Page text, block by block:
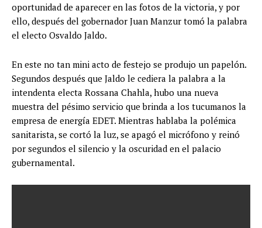
oportunidad de aparecer en las fotos de la victoria, y por
ello, después del gobernador Juan Manzur tomó la palabra
el electo Osvaldo Jaldo.
En este no tan mini acto de festejo se produjo un papelón.
Segundos después que Jaldo le cediera la palabra a la
intendenta electa Rossana Chahla, hubo una nueva
muestra del pésimo servicio que brinda a los tucumanos la
empresa de energía EDET. Mientras hablaba la polémica
sanitarista, se cortó la luz, se apagó el micrófono y reinó
por segundos el silencio y la oscuridad en el palacio
gubernamental.